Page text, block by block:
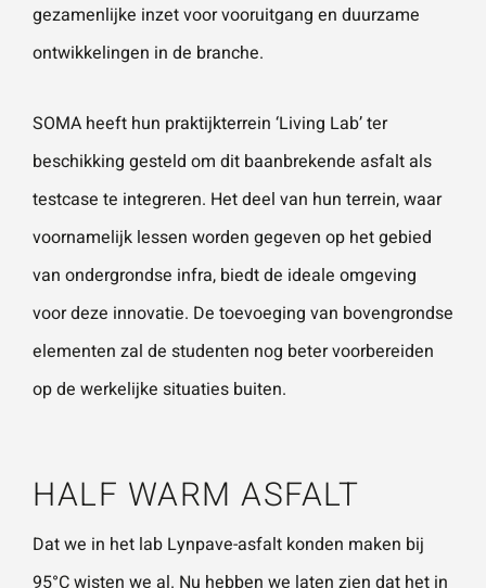
VERSTU
UR JE
AG
gezamenlijke inzet voor vooruitgang en duurzame
ontwikkelingen in de branche.
SOMA heeft hun praktijkterrein ‘Living Lab’ ter
beschikking gesteld om dit baanbrekende asfalt als
testcase te integreren. Het deel van hun terrein, waar
voornamelijk lessen worden gegeven op het gebied
van ondergrondse infra, biedt de ideale omgeving
voor deze innovatie. De toevoeging van bovengrondse
elementen zal de studenten nog beter voorbereiden
op de werkelijke situaties buiten.
HALF WARM ASFALT
Dat we in het lab Lynpave-asfalt konden maken bij
95°C wisten we al. Nu hebben we laten zien dat het in